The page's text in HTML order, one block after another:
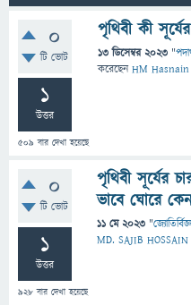
0
টি ভোট
1
উত্তর
509 বার দেখা হয়েছে
পৃথিবী কী
13 ডিসেম্বর 2023 "
করেছেনHM Hasnain
0
টি ভোট
1
উত্তর
928 বার দেখা হয়েছে
পৃথিবী সূর্যের
ভাবে ঘোরে
11 মে 2023 "
MD. SAJIB HOSSAIN